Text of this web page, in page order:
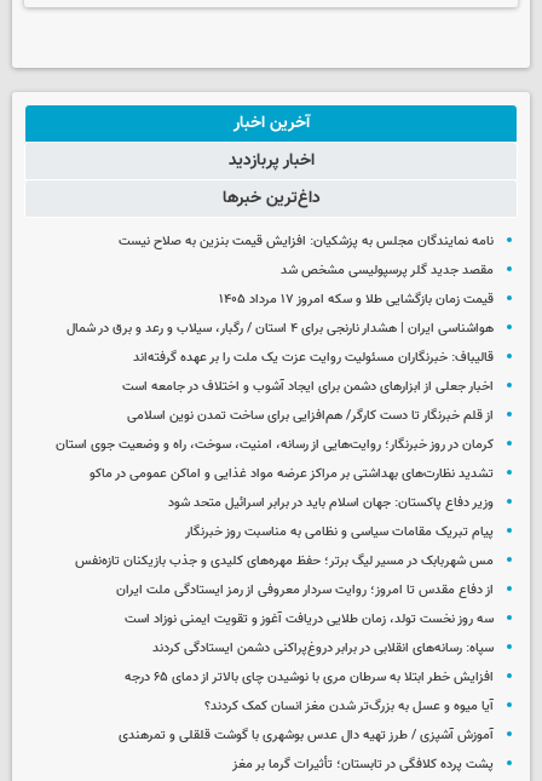
آخرین اخبار
اخبار پربازدید
داغ‌ترین خبرها
نامه نمایندگان مجلس به پزشکیان: افزایش قیمت بنزین به صلاح نیست
مقصد جدید گلر پرسپولیسی مشخص شد
قیمت زمان بازگشایی طلا و سکه امروز ۱۷ مرداد ۱۴۰۵
هواشناسی ایران | هشدار نارنجی برای ۴ استان / رگبار، سیلاب و رعد و برق در شمال
قالیباف: خبرنگاران مسئولیت روایت عزت یک ملت را بر عهده گرفته‌اند
اخبار جعلی از ابزارهای دشمن برای ایجاد آشوب و اختلاف در جامعه است
از قلم خبرنگار تا دست کارگر/ هم‌افزایی برای ساخت تمدن نوین اسلامی
کرمان در روز خبرنگار؛ روایت‌هایی از رسانه، امنیت، سوخت، راه و وضعیت جوی استان
تشدید نظارت‌های بهداشتی بر مراکز عرضه مواد غذایی و اماکن عمومی در ماکو
وزیر دفاع پاکستان: جهان اسلام باید در برابر اسرائیل متحد شود
پیام تبریک مقامات سیاسی و نظامی به مناسبت روز خبرنگار
مس شهربابک در مسیر لیگ برتر؛ حفظ مهره‌های کلیدی و جذب بازیکنان تازه‌نفس
از دفاع مقدس تا امروز؛ روایت سردار معروفی از رمز ایستادگی ملت ایران
سه روز نخست تولد، زمان طلایی دریافت آغوز و تقویت ایمنی نوزاد است
سپاه: رسانه‌های انقلابی در برابر دروغ‌پراکنی دشمن ایستادگی کردند
افزایش خطر ابتلا به سرطان مری با نوشیدن چای بالاتر از دمای ۶۵ درجه
آیا میوه و عسل به بزرگ‌تر شدن مغز انسان کمک کردند؟
آموزش آشپزی / طرز تهیه دال عدس بوشهری با گوشت قلقلی و تمرهندی
پشت پرده کلافگی در تابستان؛ تأثیرات گرما بر مغز